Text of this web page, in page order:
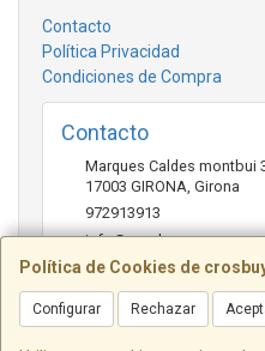
Política de Cookies de
Configurar Rechazar
Contacto
Política Privacidad
Condiciones de Compra
Contacto
Marques Caldes montbui
17003 GIRONA Girona
972913913
info@crosbuy.com
Horario